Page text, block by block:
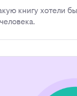
книгу хотели